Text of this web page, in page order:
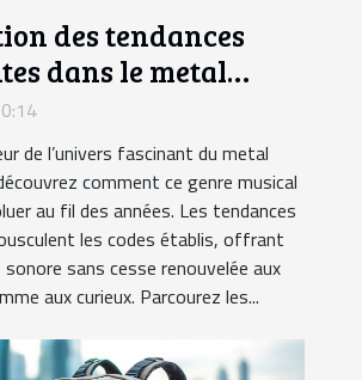
des tendances
dans le metal
de l’univers fascinant du metal
comment ce genre musical
au fil des années. Les tendances
les codes établis, offrant
sonore sans cesse renouvelée aux
aux curieux. Parcourez les...